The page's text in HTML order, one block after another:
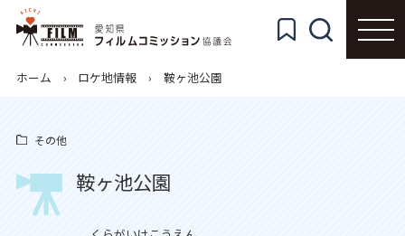
ホーム ロケ地情報 鞍ヶ池公園
その他
鞍ヶ池公園